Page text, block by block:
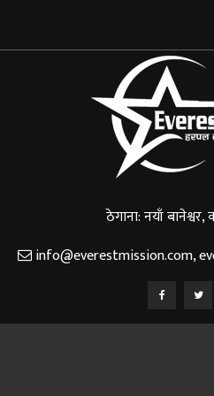
ठेगाना: नयाँ
info@everestmission.com,